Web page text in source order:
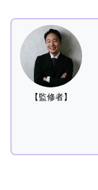
【監修者】